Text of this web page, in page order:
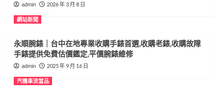
合
彰
化
房
屋
借
admin 2026 年 3 月 8 日
網站新聞
永順腕錶｜台中在地專業收購手錶首選,收購老錶,收購故障
手錶提供免費估價鑑定,平價腕錶維修
admin 2025 年 9 月 16 日
汽機車流當品